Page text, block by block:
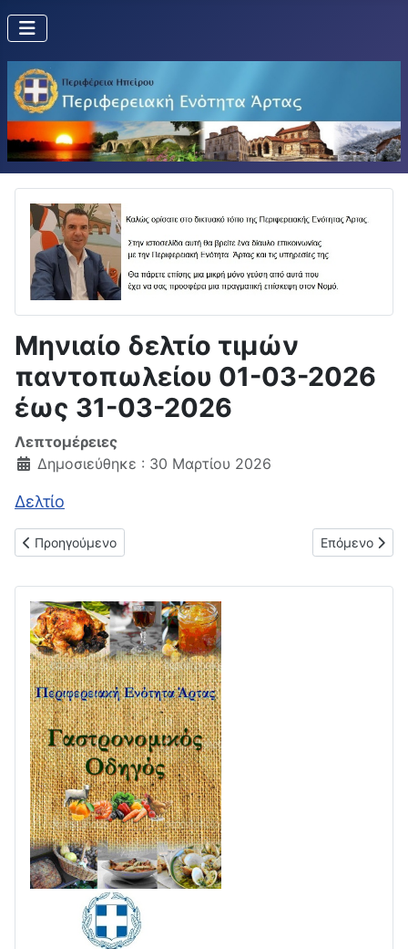
Μηνιαίο δελτίο τιμών
παντοπωλείου 01-03-2026
έως 31-03-2026
Λεπτομέρειες
Δημοσιεύθηκε : 30 Μαρτίου 2026
Δελτίο
Προηγούμενο άρθρο: Μηνιαίο δελτίο τιμών παντοπωλείου
Προηγούμενο Επόμενο
Επόμενο